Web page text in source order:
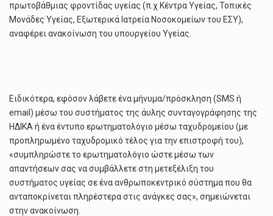
πρωτοβάθμιας φροντίδας υγείας (π.χ Κέντρα Υγείας, Τοπικές
Μονάδες Υγείας, Εξωτερικά Ιατρεία Νοσοκομείων του ΕΣΥ),
αναφέρει ανακοίνωση του υπουργείου Υγείας.
Ειδικότερα, εφόσον λάβετε ένα μήνυμα/πρόσκληση (SMS ή
email) μέσω του συστήματος της άυλης συνταγογράφησης της
ΗΔΙΚΑ ή ένα έντυπο ερωτηματολόγιο μέσω ταχυδρομείου (με
προπληρωμένο ταχυδρομικό τέλος για την επιστροφή του),
«συμπληρώστε το ερωτηματολόγιο ώστε μέσω των
απαντήσεων σας να συμβάλλετε στη μετεξέλιξη του
συστήματος υγείας σε ένα ανθρωποκεντρικό σύστημα που θα
ανταποκρίνεται πληρέστερα στις ανάγκες σας», σημειώνεται
στην ανακοίνωση.